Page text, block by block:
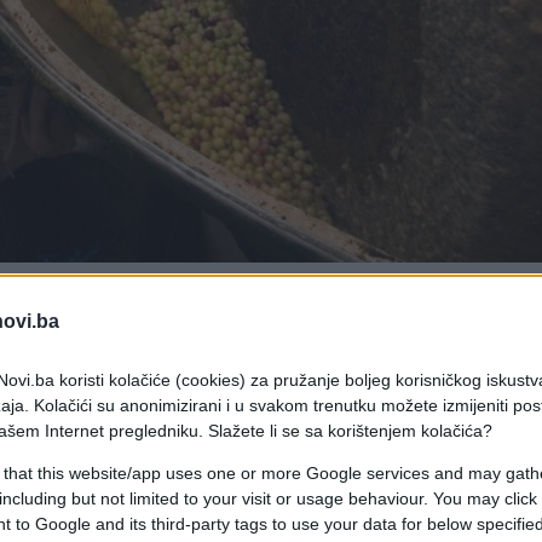
koristi kolačiće (cookies) za pružanje boljeg korisničkog
Kolačići su anonimizirani i u svakom trenutku možete izmijeniti
Internet pregledniku. Slažete li se sa korištenjem kolačića?
that this website/app uses one or more Google services and may
but not limited to your visit or usage behaviour. You may
to Google and its third-party tags to use your data for below
proizvodnje maslinovog ulja sadrži
‘Ilijadi’, poznato je po svojim
već je i protivupalno, dobro za crijeva,
srećnije i živimo duže, piše Guardian.